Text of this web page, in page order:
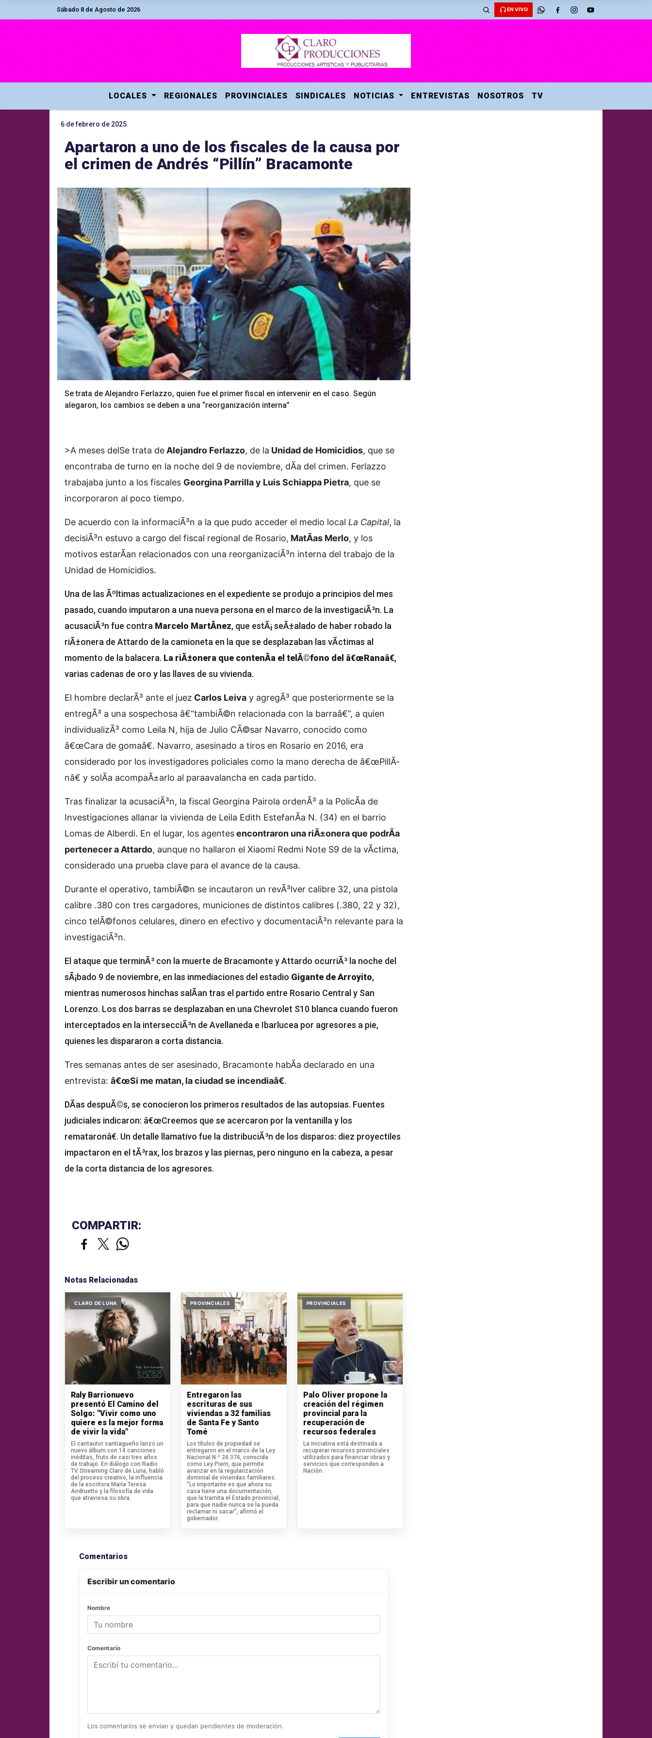
Sábado 8 de Agosto de 2026 EN VIVO
LOCALES REGIONALES PROVINCIALES SINDICALES NOTICIAS ENTREVISTAS NOSOTROS TV
6 de febrero de 2025
Apartaron a uno de los fiscales de la causa por
el crimen de Andrés “Pillín” Bracamonte
Se trata de Alejandro Ferlazzo, quien fue el primer fiscal en intervenir en el caso. Según
alegaron, los cambios se deben a una “reorganización interna”
>A meses delSe trata de Alejandro Ferlazzo, de la Unidad de Homicidios, que se
encontraba de turno en la noche del 9 de noviembre, dÃ­a del crimen. Ferlazzo
trabajaba junto a los fiscales Georgina Parrilla y Luis Schiappa Pietra, que se
incorporaron al poco tiempo.
De acuerdo con la informaciÃ³n a la que pudo acceder el medio local La Capital, la
decisiÃ³n estuvo a cargo del fiscal regional de Rosario, MatÃ­as Merlo, y los
motivos estarÃ­an relacionados con una reorganizaciÃ³n interna del trabajo de la
Unidad de Homicidios.
Una de las Ãºltimas actualizaciones en el expediente se produjo a principios del mes
pasado, cuando imputaron a una nueva persona en el marco de la investigaciÃ³n. La
acusaciÃ³n fue contra Marcelo MartÃ­nez, que estÃ¡ seÃ±alado de haber robado la
riÃ±onera de Attardo de la camioneta en la que se desplazaban las vÃ­ctimas al
momento de la balacera. La riÃ±onera que contenÃ­a el telÃ©fono del â€œRanaâ€,
varias cadenas de oro y las llaves de su vivienda.
El hombre declarÃ³ ante el juez Carlos Leiva y agregÃ³ que posteriormente se la
entregÃ³ a una sospechosa â€“tambiÃ©n relacionada con la barraâ€“, a quien
individualizÃ³ como Leila N, hija de Julio CÃ©sar Navarro, conocido como
â€œCara de gomaâ€. Navarro, asesinado a tiros en Rosario en 2016, era
considerado por los investigadores policiales como la mano derecha de â€œPillÃ­
nâ€ y solÃ­a acompaÃ±arlo al paraavalancha en cada partido.
Tras finalizar la acusaciÃ³n, la fiscal Georgina Pairola ordenÃ³ a la PolicÃ­a de
Investigaciones allanar la vivienda de Leila Edith EstefanÃ­a N. (34) en el barrio
Lomas de Alberdi. En el lugar, los agentesencontraron una riÃ±onera que podrÃ­a
pertenecer a Attardo, aunque no hallaron el Xiaomi Redmi Note S9 de la vÃ­ctima,
considerado una prueba clave para el avance de la causa.
Durante el operativo, tambiÃ©n se incautaron un revÃ³lver calibre 32, una pistola
calibre .380 con tres cargadores, municiones de distintos calibres (.380, 22 y 32),
cinco telÃ©fonos celulares, dinero en efectivo y documentaciÃ³n relevante para la
investigaciÃ³n.
El ataque que terminÃ³ con la muerte de Bracamonte y Attardo ocurriÃ³ la noche del
sÃ¡bado 9 de noviembre, en las inmediaciones del estadio Gigante de Arroyito,
mientras numerosos hinchas salÃ­an tras el partido entre Rosario Central y San
Lorenzo. Los dos barras se desplazaban en una Chevrolet S10 blanca cuando fueron
interceptados en la intersecciÃ³n de Avellaneda e Ibarlucea por agresores a pie,
quienes les dispararon a corta distancia.
Tres semanas antes de ser asesinado, Bracamonte habÃ­a declarado en una
entrevista: â€œSi me matan, la ciudad se incendiaâ€.
DÃ­as despuÃ©s, se conocieron los primeros resultados de las autopsias. Fuentes
judiciales indicaron: â€œCreemos que se acercaron por la ventanilla y los
remataronâ€. Un detalle llamativo fue la distribuciÃ³n de los disparos: diez proyectiles
impactaron en el tÃ³rax, los brazos y las piernas, pero ninguno en la cabeza, a pesar
de la corta distancia de los agresores.
COMPARTIR:
Notas Relacionadas
CLARO DE LUNA
Raly Barrionuevo
presentó El Camino del
Solgo: "Vivir como uno
quiere es la mejor forma
de vivir la vida"
El cantautor santiagueño lanzó un
nuevo álbum con 14 canciones
inéditas, fruto de casi tres años
de trabajo. En diálogo con Radio
TV Streaming Claro de Luna, habló
del proceso creativo, la influencia
de la escritora María Teresa
Andruetto y la filosofía de vida
que atraviesa su obra.
PROVINCIALES
Entregaron las
escrituras de sus
viviendas a 32 familias
de Santa Fe y Santo
Tomé
Los títulos de propiedad se
entregaron en el marco de la Ley
Nacional N.º 24.374, conocida
como Ley Pierri, que permite
avanzar en la regularización
dominial de viviendas familiares.
“Lo importante es que ahora su
casa tiene una documentación,
que la tramita el Estado provincial,
para que nadie nunca se la pueda
reclamar ni sacar”, afirmó el
gobernador.
PROVINCIALES
Palo Oliver propone la
creación del régimen
provincial para la
recuperación de
recursos federales
La iniciativa está destinada a
recuperar recursos provinciales
utilizados para financiar obras y
servicios que corresponden a
Nación.
Comentarios
Escribir un comentario
Nombre
Comentario
Los comentarios se envían y quedan pendientes de moderación.